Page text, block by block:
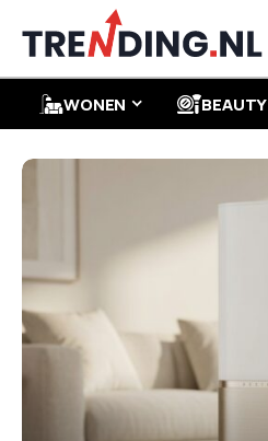
WONEN BEAUTY